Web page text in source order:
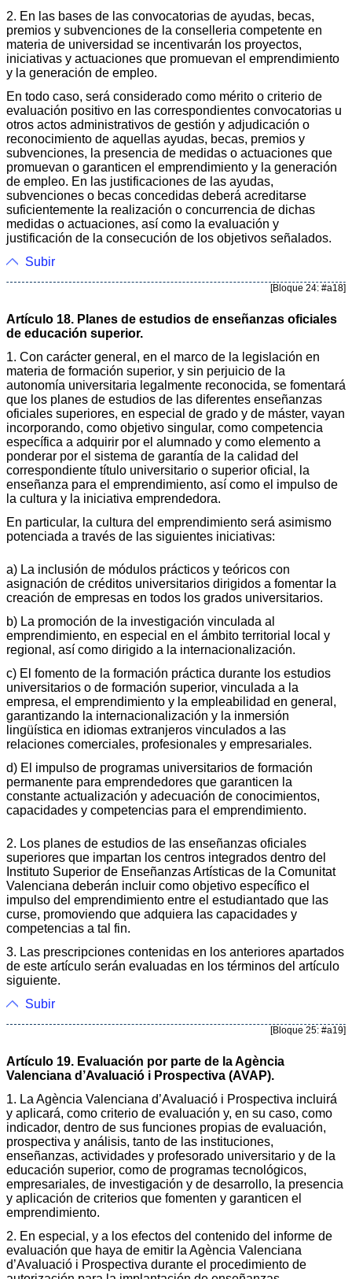
2. En las bases de las convocatorias de ayudas, becas,
premios y subvenciones de la conselleria competente en
materia de universidad se incentivarán los proyectos,
iniciativas y actuaciones que promuevan el emprendimiento
y la generación de empleo.
En todo caso, será considerado como mérito o criterio de
evaluación positivo en las correspondientes convocatorias u
otros actos administrativos de gestión y adjudicación o
reconocimiento de aquellas ayudas, becas, premios y
subvenciones, la presencia de medidas o actuaciones que
promuevan o garanticen el emprendimiento y la generación
de empleo. En las justificaciones de las ayudas,
subvenciones o becas concedidas deberá acreditarse
suficientemente la realización o concurrencia de dichas
medidas o actuaciones, así como la evaluación y
justificación de la consecución de los objetivos señalados.
Subir
[Bloque 24: #a18]
Artículo 18. Planes de estudios de enseñanzas oficiales
de educación superior.
1. Con carácter general, en el marco de la legislación en
materia de formación superior, y sin perjuicio de la
autonomía universitaria legalmente reconocida, se fomentará
que los planes de estudios de las diferentes enseñanzas
oficiales superiores, en especial de grado y de máster, vayan
incorporando, como objetivo singular, como competencia
específica a adquirir por el alumnado y como elemento a
ponderar por el sistema de garantía de la calidad del
correspondiente título universitario o superior oficial, la
enseñanza para el emprendimiento, así como el impulso de
la cultura y la iniciativa emprendedora.
En particular, la cultura del emprendimiento será asimismo
potenciada a través de las siguientes iniciativas:
a) La inclusión de módulos prácticos y teóricos con
asignación de créditos universitarios dirigidos a fomentar la
creación de empresas en todos los grados universitarios.
b) La promoción de la investigación vinculada al
emprendimiento, en especial en el ámbito territorial local y
regional, así como dirigido a la internacionalización.
c) El fomento de la formación práctica durante los estudios
universitarios o de formación superior, vinculada a la
empresa, el emprendimiento y la empleabilidad en general,
garantizando la internacionalización y la inmersión
lingüística en idiomas extranjeros vinculados a las
relaciones comerciales, profesionales y empresariales.
d) El impulso de programas universitarios de formación
permanente para emprendedores que garanticen la
constante actualización y adecuación de conocimientos,
capacidades y competencias para el emprendimiento.
2. Los planes de estudios de las enseñanzas oficiales
superiores que impartan los centros integrados dentro del
Instituto Superior de Enseñanzas Artísticas de la Comunitat
Valenciana deberán incluir como objetivo específico el
impulso del emprendimiento entre el estudiantado que las
curse, promoviendo que adquiera las capacidades y
competencias a tal fin.
3. Las prescripciones contenidas en los anteriores apartados
de este artículo serán evaluadas en los términos del artículo
siguiente.
Subir
[Bloque 25: #a19]
Artículo 19. Evaluación por parte de la Agència
Valenciana d’Avaluació i Prospectiva (AVAP).
1. La Agència Valenciana d’Avaluació i Prospectiva incluirá
y aplicará, como criterio de evaluación y, en su caso, como
indicador, dentro de sus funciones propias de evaluación,
prospectiva y análisis, tanto de las instituciones,
enseñanzas, actividades y profesorado universitario y de la
educación superior, como de programas tecnológicos,
empresariales, de investigación y de desarrollo, la presencia
y aplicación de criterios que fomenten y garanticen el
emprendimiento.
2. En especial, y a los efectos del contenido del informe de
evaluación que haya de emitir la Agència Valenciana
d’Avaluació i Prospectiva durante el procedimiento de